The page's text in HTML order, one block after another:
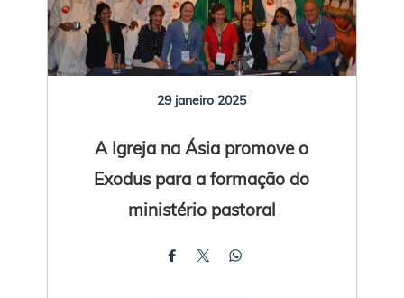
29 janeiro 2025
A Igreja na Ásia promove o
Exodus para a formação do
ministério pastoral